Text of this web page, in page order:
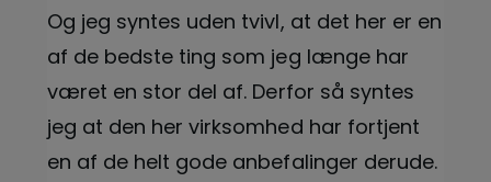
Og jeg syntes uden tvivl, at det her er en
af de bedste ting som jeg længe har
været en stor del af. Derfor så syntes
jeg at den her virksomhed har fortjent
en af de helt gode anbefalinger derude.